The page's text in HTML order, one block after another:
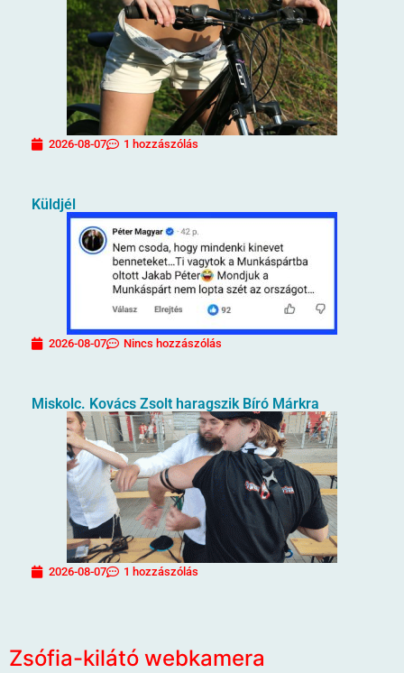
2026-08-07 1 hozzászólás
Küldjél
2026-08-07 Nincs hozzászólás
Miskolc. Kovács Zsolt haragszik Bíró Márkra
2026-08-07 1 hozzászólás
Zsófia-kilátó webkamera